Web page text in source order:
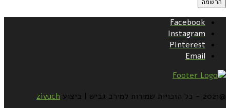
Facebook
Instagram
Pinterest
Email
@2021 - כל הזכויות שמורות למירב גביש | ביצוע zivuch